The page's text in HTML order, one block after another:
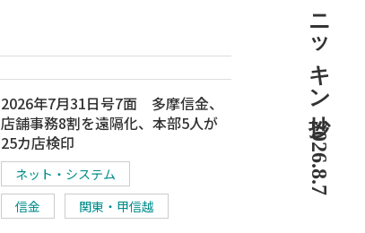
2026年7月31日号7面 多摩信金、
店舗事務8割を遠隔化、本部5人が
25カ店検印
ネット・システム
信金
関東・甲信越
ニッキン抄 2026.8.7